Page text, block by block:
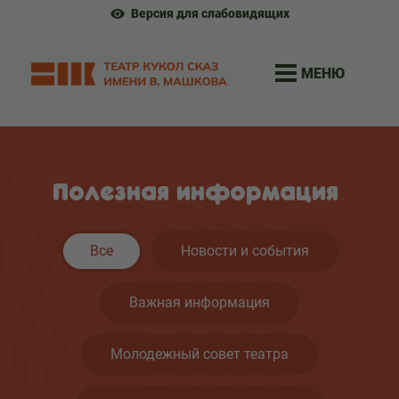
Версия для слабовидящих
МЕНЮ
Полезная информация
Все Новости и события
Важная информация
Молодежный совет театра